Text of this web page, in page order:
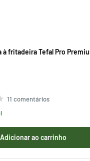
à fritadeira Tefal Pro
11 comentários
Adicionar ao carrinho